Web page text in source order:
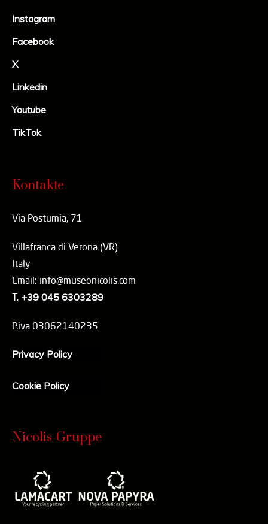
Instagram
Facebook
X
Linkedin
Youtube
TikTok
Kontakte
Via Postumia, 71
Villafranca di Verona (VR)
Italy
Email: info@museonicolis.com
T. +39 045 6303289
P.iva 03062140235
Privacy Policy
Cookie Policy
Nicolis-Gruppe